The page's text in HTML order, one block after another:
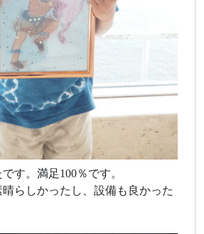
す。満足100％です。
らしかったし、設備も良かった